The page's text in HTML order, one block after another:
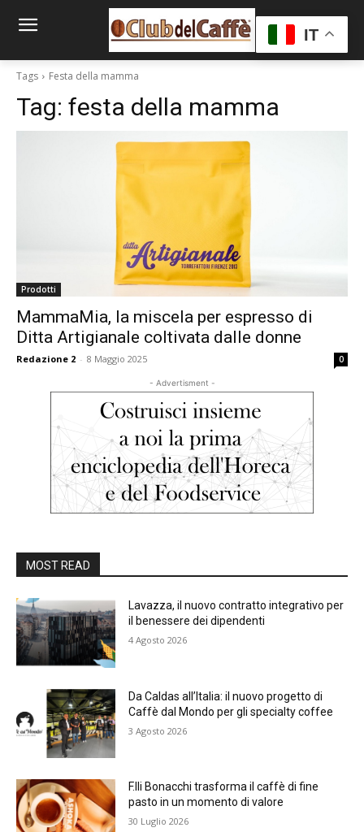
Tags Festa della mamma
Tag: festa della mamma
Prodotti
MammaMia, la miscela per espresso di
Ditta Artigianale coltivata dalle donne
Redazione 2 - 8 Maggio 2025 0
- Advertisment -
MOST READ
Lavazza, il nuovo contratto integrativo per
il benessere dei dipendenti
4 Agosto 2026
Da Caldas all’Italia: il nuovo progetto di
Caffè dal Mondo per gli specialty coffee
3 Agosto 2026
F.lli Bonacchi trasforma il caffè di fine
pasto in un momento di valore
30 Luglio 2026
IT